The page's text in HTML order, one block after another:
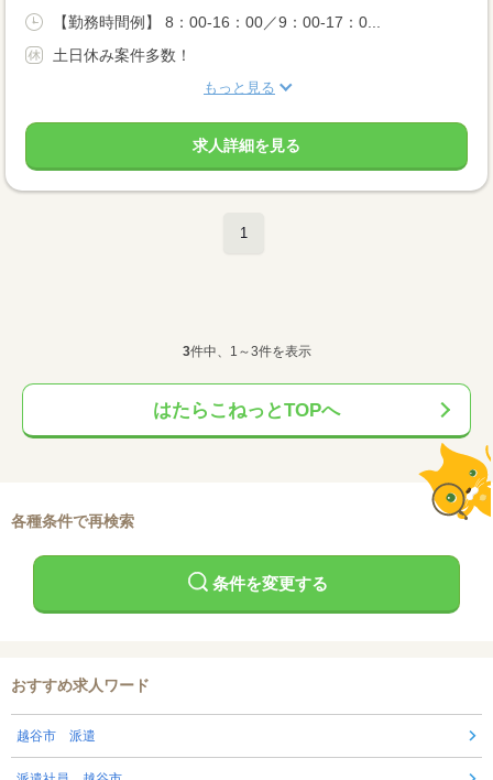
【勤務時間例】 8：00-16：00／9：00-17：0...
土日休み案件多数！
もっと見る
求人詳細を見る
1
3件中、1～3件を表示
はたらこねっとTOPへ
各種条件で再検索
条件を変更する
おすすめ求人ワード
越谷市 派遣